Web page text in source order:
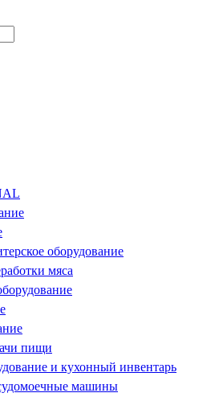
оборудование
мяса
пищи
и кухонный инвентарь
машины